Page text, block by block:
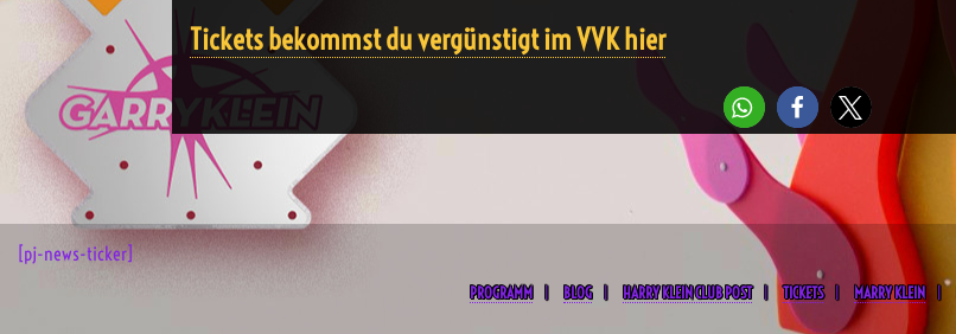
Tickets bekommst du vergünstigt im VVK hier
[pj-news-ticker]
PROGRAMM BLOG HARRY KLEIN CLUB POST TICKETS MARRY KLEIN